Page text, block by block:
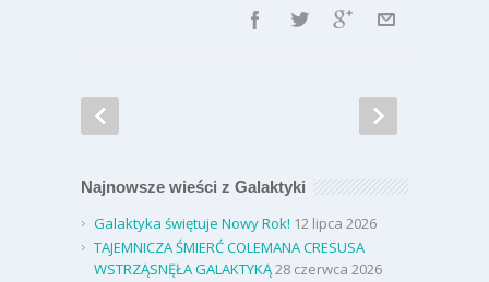
Najnowsze wieści z Galaktyki
Galaktyka świętuje Nowy Rok! 12 lipca 2026
TAJEMNICZA ŚMIERĆ COLEMANA CRESUSA
WSTRZĄSNĘŁA GALAKTYKĄ28 czerwca 2026